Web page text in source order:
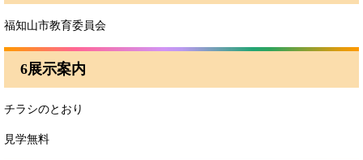
福知山市教育委員会
6展示案内
チラシのとおり
見学無料